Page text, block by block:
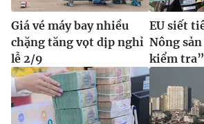
Giá vé máy bay nhiều
chặng tăng vọt dịp nghỉ
lễ 2/9
EU siết
Nông
kiểm tra”